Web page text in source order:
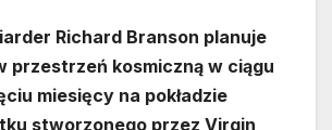
Richard Branson planuje
przestrzeń kosmiczną w ciągu
miesięcy na pokładzie
stworzonego przez Virgin